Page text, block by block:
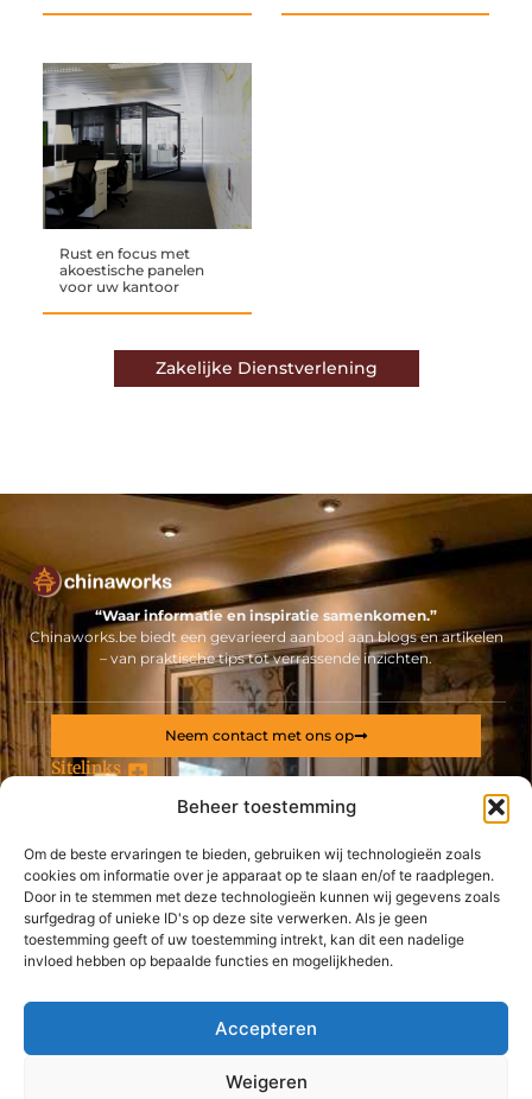
Beheer toestemming
Om de beste ervaringen te bieden, gebruiken wij technologieën zoals
cookies om informatie over je apparaat op te slaan en/of te raadplegen.
Door in te stemmen met deze technologieën kunnen wij gegevens zoals
surfgedrag of unieke ID's op deze site verwerken. Als je geen
toestemming geeft of uw toestemming intrekt, kan dit een nadelige
invloed hebben op bepaalde functies en mogelijkheden.
Accepteren
Weigeren
Rust en focus met
akoestische panelen
voor uw kantoor
Zakelijke Dienstverlening
“Waar informatie en inspiratie samenkomen.”
Chinaworks.be biedt een gevarieerd aanbod aan blogs en artikelen
– van praktische tips tot verrassende inzichten.
Sitelinks
De best gelezen stukken op een rij
Bij deze groothandel vindt u de ideale vloer in laminaat
Waarom zijn nagels belangrijk
Haal uw hout bij deze professionele houthandel uit
Een catering op maat voor uw huwelijksfeest of bedrijfsfeest
belangrijk voor uw bedrijf
Bericht categorie
Neem contact met ons op